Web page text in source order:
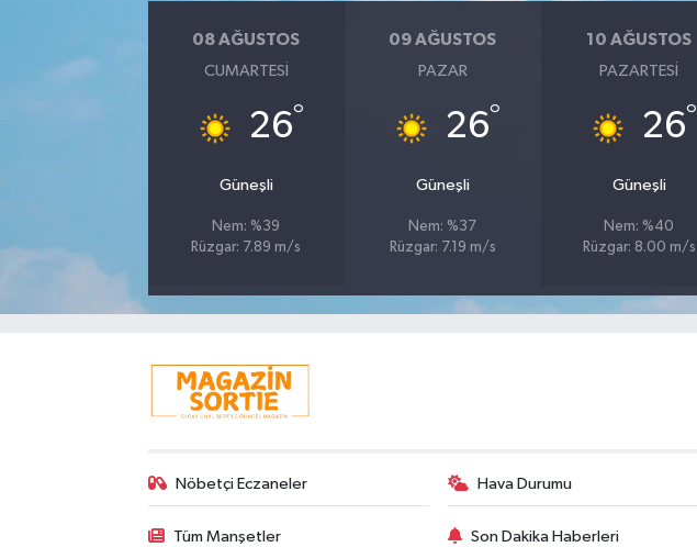
08 AĞUSTOS
CUMARTESI
26°
Güneşli
Nem: %39
Rüzgar: 7.89 m/s
09 AĞUSTOS
PAZAR
26°
Güneşli
Nem: %37
Rüzgar: 7.19 m/s
10 AĞUSTOS
PAZARTESI
26°
Güneşli
Nem: %40
Rüzgar: 8.00 m/s
Nöbetçi Eczaneler Hava Durumu
Tüm Manşetler Son Dakika Haberleri